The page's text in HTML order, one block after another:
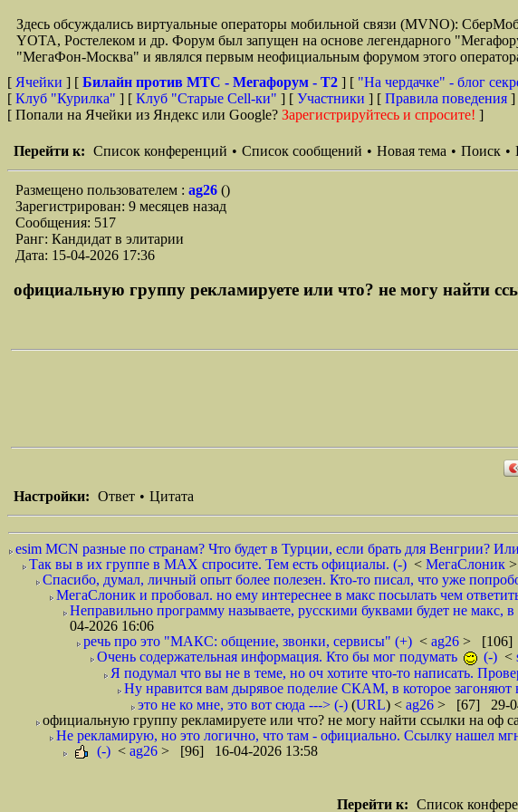
Здесь обсуждались виртуальные операторы мобильной связи (MVNO):
YOTA, Ростелеком и др. Форум был запущен на основе легендарного
"МегаФон-Москва" и являлся первым неофициальным форумом этого
[ Ячейки ] [ Билайн против МТС - Мегафорум - T2 ] [ "На чердачке" - блог
[ Клуб "Курилка" ] [ Клуб "Старые Сell-ки" ] [ Участники ] [ Правила поведения ]
[ Попали на Ячейки из Яндекс или Google? Зарегистрируйтесь и спросите! ]
Перейти к: Список конференций • Список сообщений • Новая тема • Поиск •
Размещено пользователем : ag26 ()
Зарегистрирован: 9 месяцев назад
Сообщения: 517
Ранг: Кандидат в элитарии
Дата: 15-04-2026 17:36
официальную группу рекламируете или что? не могу найти
Настройки: Ответ • Цитата
esim MCN разные по странам? Что будет в Турции, если брать для Венгрии?
Так вы в их группе в MAX спросите. Тем есть официалы. (-) < МегаСлоник
Спасибо, думал, личный опыт более полезен. Кто-то писал, что уже
МегаСлоник и пробовал. но ему интереснее в макс посылать чем
Неправильно программу называете, русскими буквами будет не
04-2026 16:06
речь про это "МАКС: общение, звонки, сервисы" (+) < ag26 > [106]
Очень содержательная информация. Кто бы мог подумать
(-) <
Я подумал что вы не в теме, но оч хотите что-то написать.
Ну нравится вам дырявое поделие СКАМ, в которое загоняют
это не ко мне, это вот сюда ---> (-) (URL) < ag26 > [67] 29-
официальную группу рекламируете или что? не могу найти ссылки на оф
Не рекламирую, но это логично, что там - официально. Ссылку нашел
(-) < ag26 > [96] 16-04-2026 13:58
Перейти к: Список